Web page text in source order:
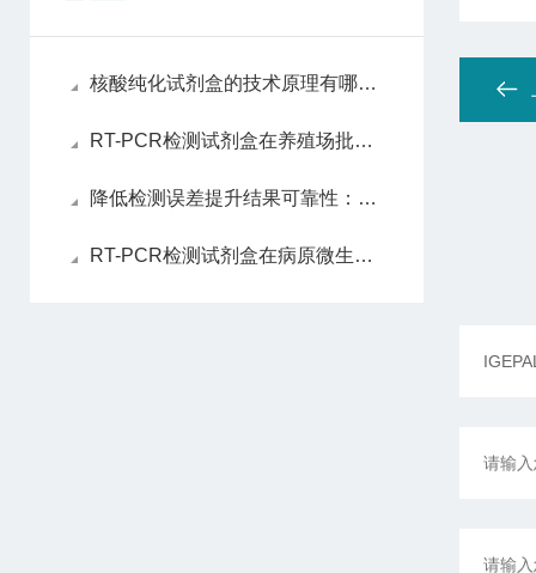
核酸纯化试剂盒的技术原理有哪些？
RT-PCR检测试剂盒在养殖场批量筛查中的实操效果验证
降低检测误差提升结果可靠性：RT-PCR检测试剂盒的样本处理、反应体系优化技巧全梳理
RT-PCR检测试剂盒在病原微生物快速鉴定中的核心应用与技术优势全解析